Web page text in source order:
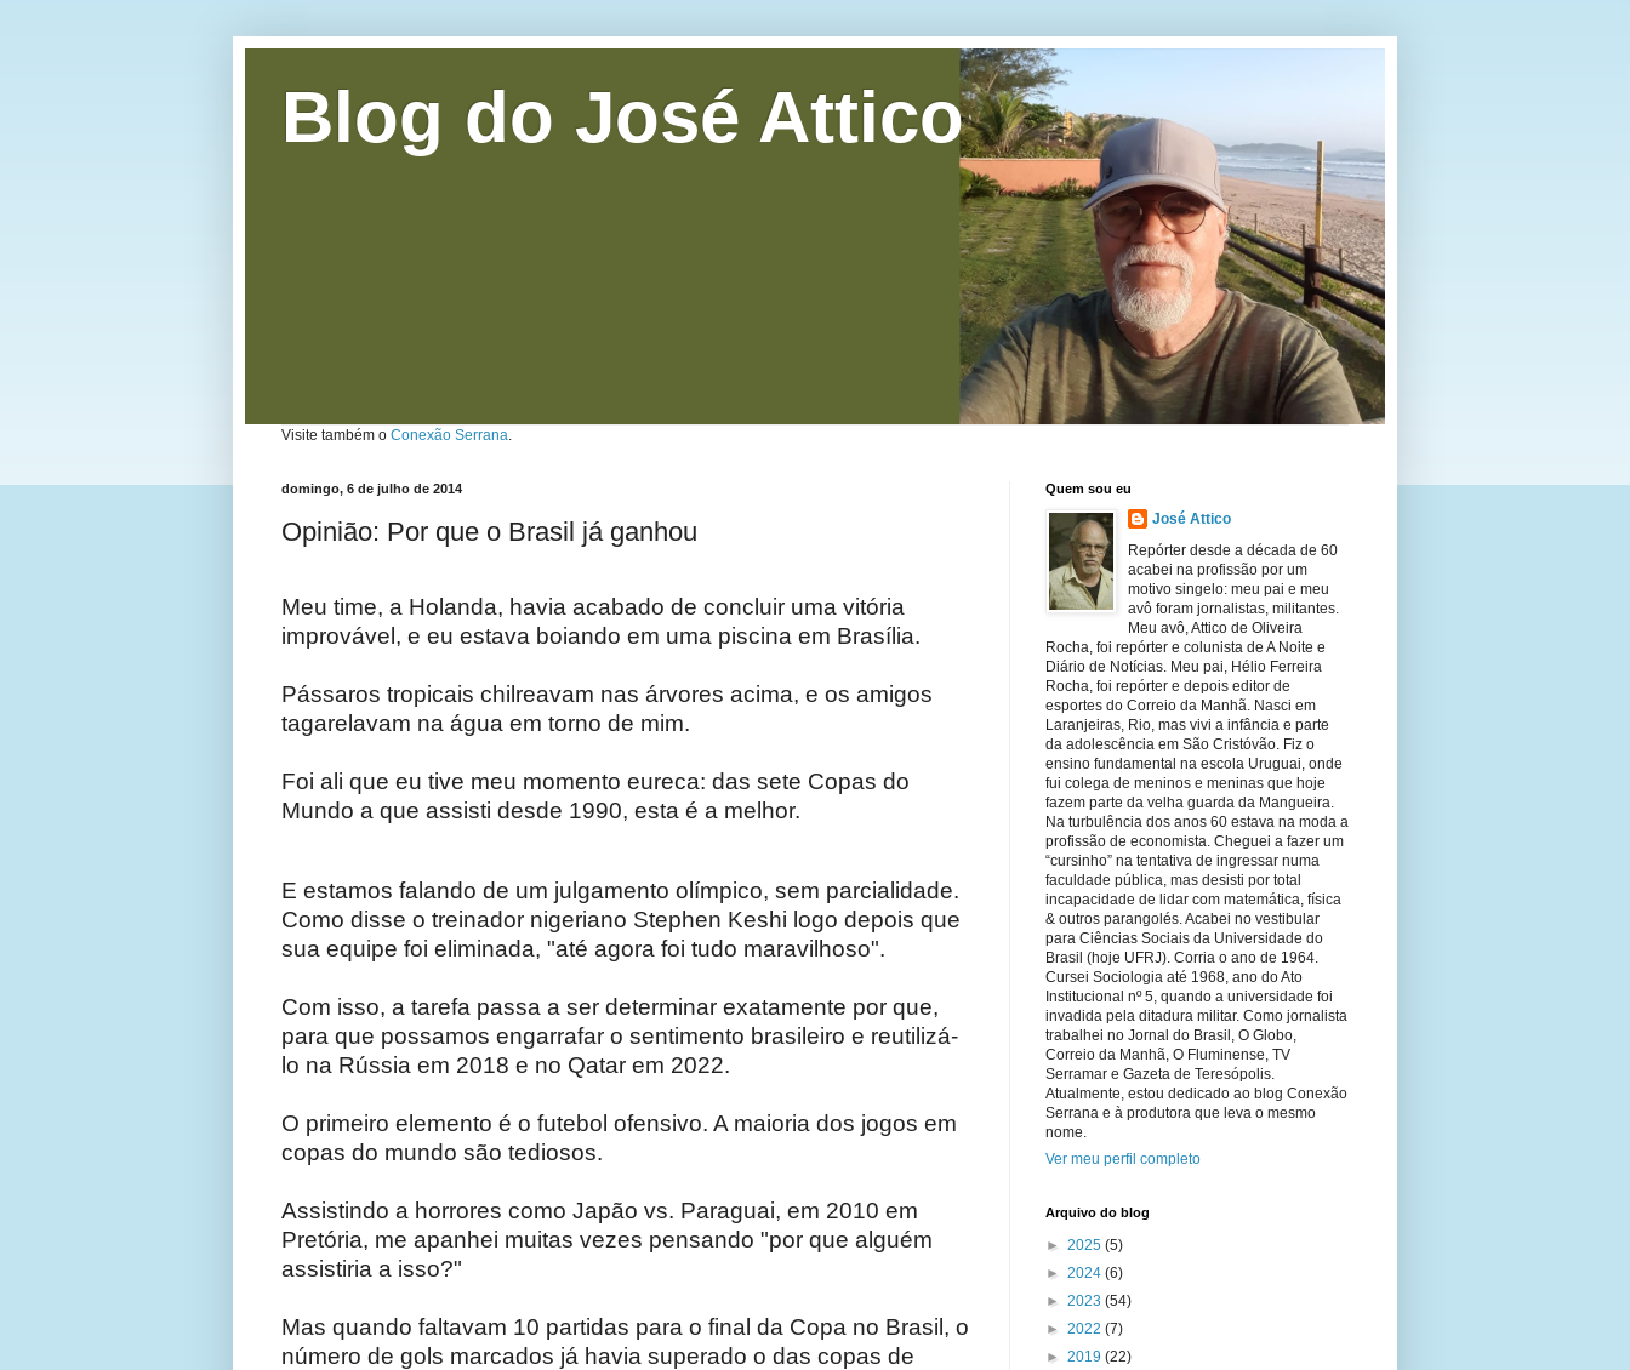
Blog do José Attico
Visite também o Conexão Serrana.
domingo, 6 de julho de 2014
Opinião: Por que o Brasil já ganhou
Meu time, a Holanda, havia acabado de concluir uma vitória
improvável, e eu estava boiando em uma piscina em Brasília.
Pássaros tropicais chilreavam nas árvores acima, e os amigos
tagarelavam na água em torno de mim.
Foi ali que eu tive meu momento eureca: das sete Copas do
Mundo a que assisti desde 1990, esta é a melhor.
E estamos falando de um julgamento olímpico, sem parcialidade.
Como disse o treinador nigeriano Stephen Keshi logo depois que
sua equipe foi eliminada, "até agora foi tudo maravilhoso".
Com isso, a tarefa passa a ser determinar exatamente por que,
para que possamos engarrafar o sentimento brasileiro e reutilizá-
lo na Rússia em 2018 e no Qatar em 2022.
O primeiro elemento é o futebol ofensivo. A maioria dos jogos em
copas do mundo são tediosos.
Assistindo a horrores como Japão vs. Paraguai, em 2010 em
Pretória, me apanhei muitas vezes pensando "por que alguém
assistiria a isso?"
Mas quando faltavam 10 partidas para o final da Copa no Brasil, o
número de gols marcados já havia superado o das copas de
Quem sou eu
José Attico
Repórter desde a década de 60
acabei na profissão por um
motivo singelo: meu pai e meu
avô foram jornalistas, militantes.
Meu avô, Attico de Oliveira
Rocha, foi repórter e colunista de A Noite e
Diário de Notícias. Meu pai, Hélio Ferreira
Rocha, foi repórter e depois editor de
esportes do Correio da Manhã. Nasci em
Laranjeiras, Rio, mas vivi a infância e parte
da adolescência em São Cristóvão. Fiz o
ensino fundamental na escola Uruguai, onde
fui colega de meninos e meninas que hoje
fazem parte da velha guarda da Mangueira.
Na turbulência dos anos 60 estava na moda a
profissão de economista. Cheguei a fazer um
“cursinho” na tentativa de ingressar numa
faculdade pública, mas desisti por total
incapacidade de lidar com matemática, física
& outros parangolés. Acabei no vestibular
para Ciências Sociais da Universidade do
Brasil (hoje UFRJ). Corria o ano de 1964.
Cursei Sociologia até 1968, ano do Ato
Institucional nº 5, quando a universidade foi
invadida pela ditadura militar. Como jornalista
trabalhei no Jornal do Brasil, O Globo,
Correio da Manhã, O Fluminense, TV
Serramar e Gazeta de Teresópolis.
Atualmente, estou dedicado ao blog Conexão
Serrana e à produtora que leva o mesmo
nome.
Ver meu perfil completo
Arquivo do blog
► 2025 (5)
► 2024 (6)
► 2023 (54)
► 2022 (7)
► 2019 (22)